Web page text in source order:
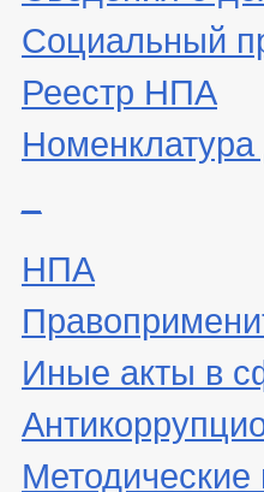
Социальный
Реестр НПА
НПА
Иные акты в